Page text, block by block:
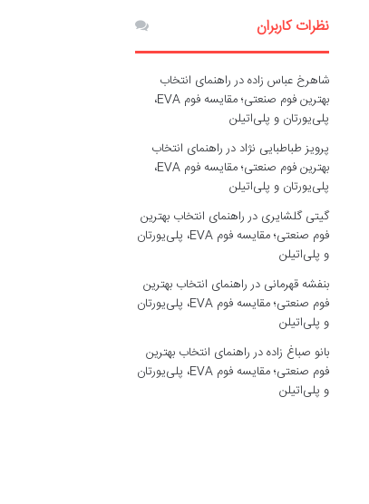
نظرات کاربران
شاهرخ عباس زادهدرراهنمای انتخاب
بهترین فوم صنعتی؛ مقایسه فوم EVA،
پلی‌یورتان و پلی‌اتیلن
پرویز طباطبایی نژاد درراهنمای انتخاب
بهترین فوم صنعتی؛ مقایسه فوم EVA،
پلی‌یورتان و پلی‌اتیلن
گیتی گلشایری درراهنمای انتخاب بهترین
فوم صنعتی؛ مقایسه فوم EVA، پلی‌یورتان
و پلی‌اتیلن
بنفشه قهرمانی درراهنمای انتخاب بهترین
فوم صنعتی؛ مقایسه فوم EVA، پلی‌یورتان
و پلی‌اتیلن
بانو صباغ زادهدرراهنمای انتخاب بهترین
فوم صنعتی؛ مقایسه فوم EVA، پلی‌یورتان
و پلی‌اتیلن